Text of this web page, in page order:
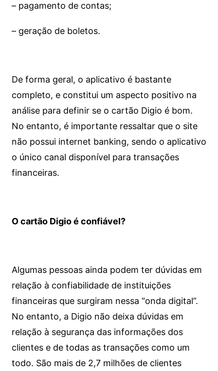
– pagamento de contas;
– geração de boletos.
De forma geral, o aplicativo é bastante
completo, e constitui um aspecto positivo na
análise para definir se o cartão Digio é bom.
No entanto, é importante ressaltar que o site
não possui internet banking, sendo o aplicativo
o único canal disponível para transações
financeiras.
O cartão Digio é confiável?
Algumas pessoas ainda podem ter dúvidas em
relação à confiabilidade de instituições
financeiras que surgiram nessa “onda digital”.
No entanto, a Digio não deixa dúvidas em
relação à segurança das informações dos
clientes e de todas as transações como um
todo. São mais de 2,7 milhões de clientes